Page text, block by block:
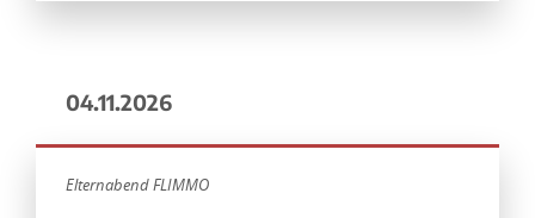
04.11.2026
Elternabend FLIMMO